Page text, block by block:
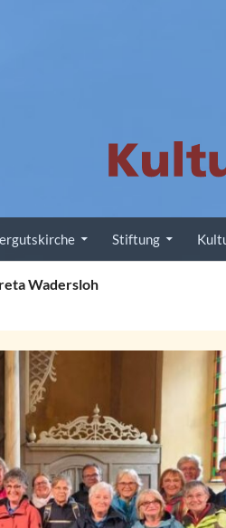
Stiftung
Wadersloh